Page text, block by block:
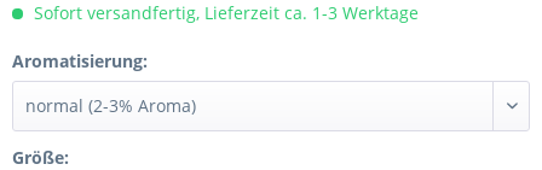
Sofort versandfertig, Lieferzeit ca. 1-3 Werktage
Aromatisierung:
Größe: